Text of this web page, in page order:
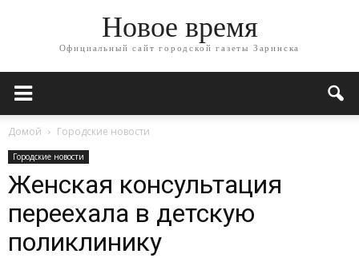
Новое время
Официальный сайт городской газеты Заринска
Домой Городские новости
Городские новости
Женская консультация
переехала в детскую
поликлинику